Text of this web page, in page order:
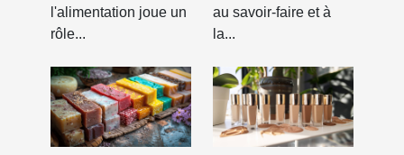
l'alimentation joue un
rôle...
au savoir-faire et à
la...